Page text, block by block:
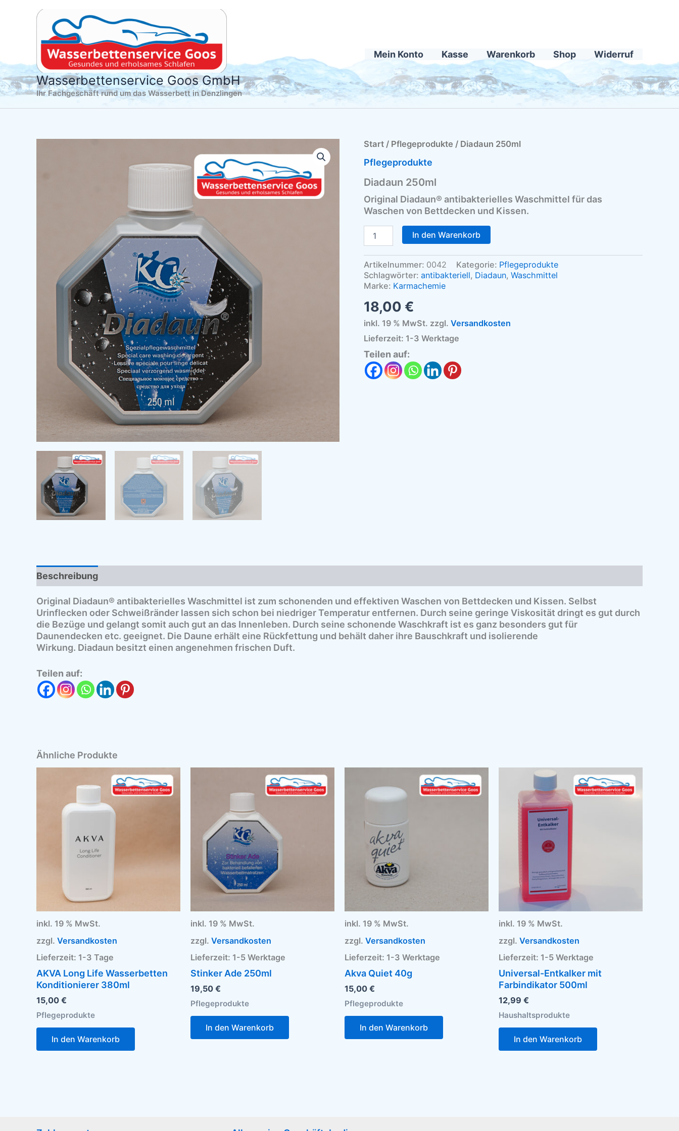
Wasserbettenservice Goos GmbH
Ihr Fachgeschäft rund um das Wasserbett in Denzlingen
Mein Konto Kasse Warenkorb Shop Widerruf
Start / Pflegeprodukte / Diadaun 250ml
Pflegeprodukte
Diadaun 250ml
Original Diadaun® antibakterielles Waschmittel für das
Waschen von Bettdecken und Kissen.
Diadaun
Menge
In den Warenkorb
Artikelnummer: 0042 Kategorie: Pflegeprodukte
Schlagwörter: antibakteriell, Diadaun, Waschmittel
Marke: Karmachemie
18,00 €
inkl. 19 % MwSt. zzgl. Versandkosten
Lieferzeit: 1-3 Werktage
Teilen auf:
Beschreibung
Original Diadaun® antibakterielles Waschmittel ist zum schonenden und effektiven Waschen von Bettdecken und Kissen. Selbst
Urinflecken oder Schweißränder lassen sich schon bei niedriger Temperatur entfernen. Durch seine geringe Viskosität dringt es gut durch
die Bezüge und gelangt somit auch gut an das Innenleben. Durch seine schonende Waschkraft ist es ganz besonders gut für
Daunendecken etc. geeignet. Die Daune erhält eine Rückfettung und behält daher ihre Bauschkraft und isolierende
Wirkung. Diadaun besitzt einen angenehmen frischen Duft.
Teilen auf:
Ähnliche Produkte
inkl. 19 % MwSt.
zzgl. Versandkosten
Lieferzeit: 1-3 Tage
AKVA Long Life Wasserbetten
Konditionierer 380ml
15,00 €
Pflegeprodukte
In den Warenkorb
inkl. 19 % MwSt.
zzgl. Versandkosten
Lieferzeit: 1-5 Werktage
Stinker Ade 250ml
19,50 €
Pflegeprodukte
In den Warenkorb
inkl. 19 % MwSt.
zzgl. Versandkosten
Lieferzeit: 1-3 Werktage
Akva Quiet 40g
15,00 €
Pflegeprodukte
In den Warenkorb
inkl. 19 % MwSt.
zzgl. Versandkosten
Lieferzeit: 1-5 Werktage
Universal-Entkalker mit
Farbindikator 500ml
12,99 €
Haushaltsprodukte
In den Warenkorb